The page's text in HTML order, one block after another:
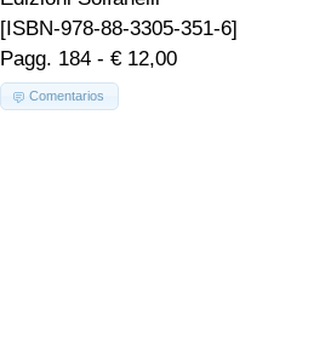
[ISBN-978-88-3305-351-6]
Pagg. 184 - € 12,00
Comentarios